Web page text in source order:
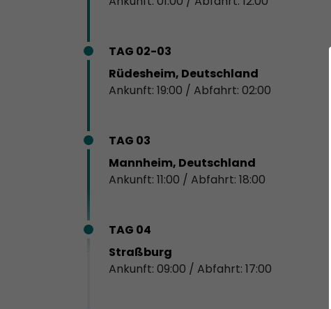
TAG 02-03
Rüdesheim, Deutschland
Ankunft: 19:00 / Abfahrt: 02:00
TAG 03
Mannheim, Deutschland
Ankunft: 11:00 / Abfahrt: 18:00
TAG 04
Straßburg
Ankunft: 09:00 / Abfahrt: 17:00